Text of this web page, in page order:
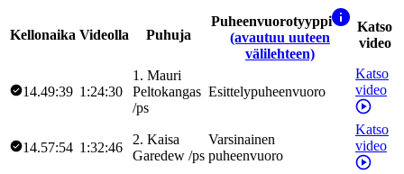
Kellonaika Videolla Puhuja
Puheenvuorotyyppi
(avautuu uuteen
välilehteen)
Katso
video
14.49:39 1:24:30
1 . Mauri
Peltokangas
/ps
Esittelypuheenvuoro
Katso
video
14.57:54 1:32:46
2. Kaisa
Garedew /ps
Varsinainen
puheenvuoro
Katso
video